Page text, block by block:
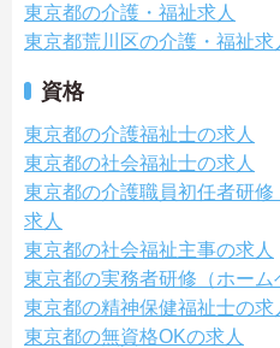
東京都の介護・福祉求人
東京都荒川区の介護・福祉求
資格
東京都の介護福祉士の求人
東京都の社会福祉士の求人
東京都の介護職員初任者研
求人
東京都の社会福祉主事の求人
東京都の実務者研修（ホーム
東京都の精神保健福祉士の求
東京都の無資格OKの求人